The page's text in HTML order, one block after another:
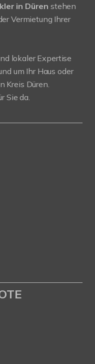
in Düren stehen
Vermietung Ihrer
lokaler Expertise
um Ihr Haus oder
Kreis Düren.
Sie da.